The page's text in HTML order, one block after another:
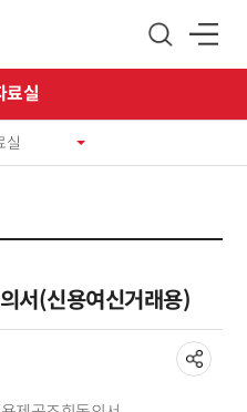
료실
실
서(신용여신거래용)